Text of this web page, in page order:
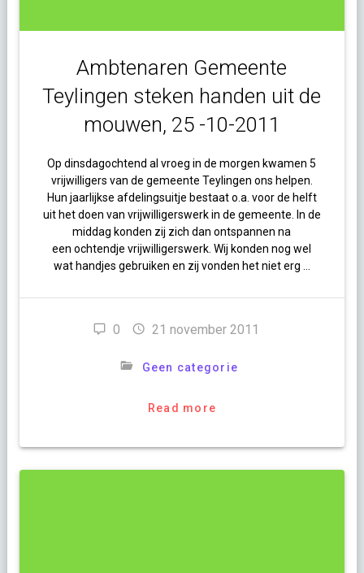
Ambtenaren Gemeente
Teylingen steken handen uit de
mouwen, 25 -10-2011
Op dinsdagochtend al vroeg in de morgen kwamen 5
vrijwilligers van de gemeente Teylingen ons helpen.
Hun jaarlijkse afdelingsuitje bestaat o.a. voor de helft
uit het doen van vrijwilligerswerk in de gemeente. In de
middag konden zij zich dan ontspannen na
een ochtendje vrijwilligerswerk. Wij konden nog wel
wat handjes gebruiken en zij vonden het niet erg …
0 21 november 2011
Geen categorie
Read more